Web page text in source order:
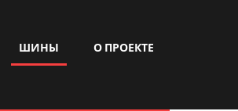
ШИНЫ О ПРОЕКТЕ